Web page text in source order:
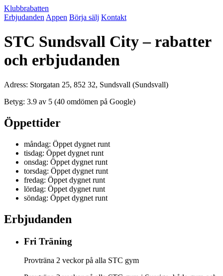
Klubbrabatten
Erbjudanden Appen Börja sälj Kontakt
STC Sundsvall City – rabatter
och erbjudanden
Adress: Storgatan 25, 852 32, Sundsvall (Sundsvall)
Betyg: 3.9 av 5 (40 omdömen på Google)
Öppettider
måndag: Öppet dygnet runt
tisdag: Öppet dygnet runt
onsdag: Öppet dygnet runt
torsdag: Öppet dygnet runt
fredag: Öppet dygnet runt
lördag: Öppet dygnet runt
söndag: Öppet dygnet runt
Erbjudanden
Fri Träning
Provträna 2 veckor på alla STC gym